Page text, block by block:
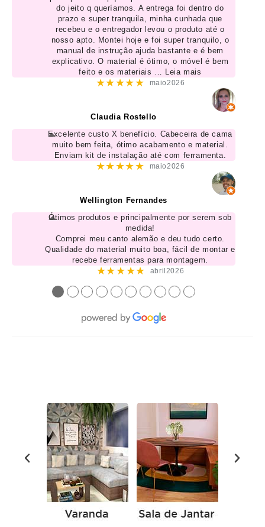
do jeito q queríamos. A entrega foi dentro do
prazo e super tranquila, minha cunhada que
recebeu e o entregador levou o produto até o
nosso apto. Montei hoje e foi super tranquilo, o
manual de instrução ajuda bastante e é bem
explicativo. O material é ótimo, o móvel é bem
feito e os materiais … Leia mais
★★★★★ maio2026
Claudia Rostello
Excelente custo X benefício. Cabeceira de cama
muito bem feita, ótimo acabamento e material.
Enviam kit de instalação até com ferramenta.
★★★★★ maio2026
Wellington Fernandes
Ótimos produtos e principalmente por serem sob
medida!
Comprei meu canto alemão e deu tudo certo.
Qualidade do material muito boa, fácil de montar e
recebe ferramentas para montagem.
★★★★★ abril2026
●●●●●●●●●●